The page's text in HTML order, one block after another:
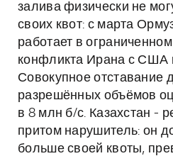
залива физически не
своих квот: с марта
работает в
конфликта Ирана с США
Совокупное отставание
разрешённых объёмов
в 8 млн б/с. Казахстан -
притом нарушитель: он
больше своей квоты,